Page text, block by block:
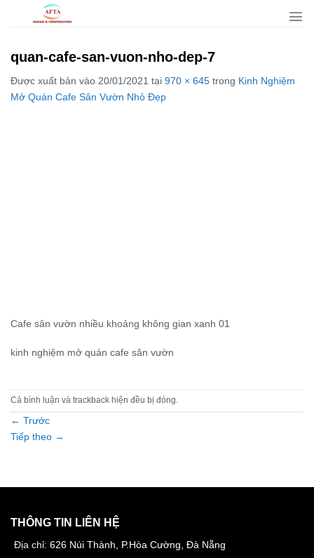
dungquan-cafe-san-vuon-nho-dep-7
Được xuất bản vào 20/01/2021 tại 970 × 645 trong Kinh Nghiệm
Mở Quán Cafe Sân Vườn Nhỏ Đẹp
Cafe sân vườn nhiều khoảng không gian xanh 01
kinh nghiệm mở quán cafe sân vườn
Cả bình luận và trackback hiện đều bị đóng.
← Trước
Tiếp theo →
THÔNG TIN LIÊN HỆ
Địa chỉ: 626 Núi Thành, P.Hòa Cường, Đà Nẵng